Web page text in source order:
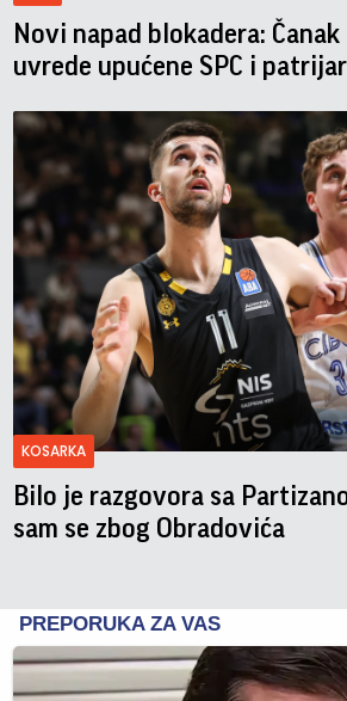
Novi napad blokadera:
uvrede upućene SPC i
KOSARKA
Bilo je razgovora sa
sam se zbog Obradovića